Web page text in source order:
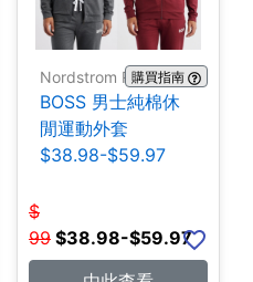
Nordstrom Rack購買指南
BOSS 男士純棉休
閒運動外套
$38.98-$59.97
$
99 $38.98-$59.97